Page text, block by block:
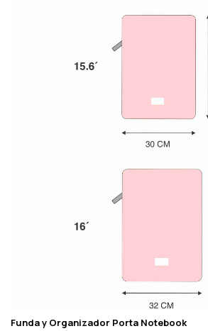
Funda y Organizador Porta Notebook